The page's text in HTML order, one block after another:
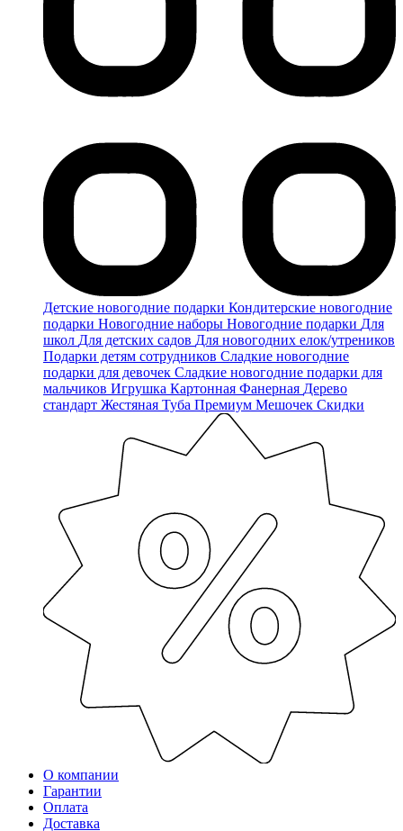
Детские новогодние подарки Кондитерские новогодние
подарки Новогодние наборы Новогодние подарки Для
школ Для детских садов Для новогодних елок/утреников
Подарки детям сотрудников Сладкие новогодние
подарки для девочек Сладкие новогодние подарки для
мальчиков Игрушка Картонная Фанерная Дерево
стандарт Жестяная Туба Премиум Мешочек Скидки
О компании
Гарантии
Оплата
Доставка